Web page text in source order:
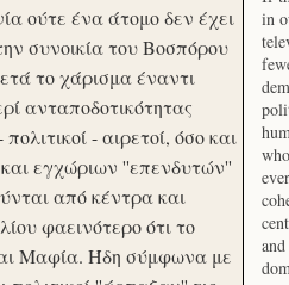
ούτε ένα άτομο δεν έχει
συνοικία του Βοσπόρου
το χάρισμα έναντι
ανταποδοτικότητας
- αιρετοί, όσο και
εγχώριων ''επενδυτών''
από κέντρα και
φαεινότερο ότι το
Μαφία. Ήδη σύμφωνα με
in